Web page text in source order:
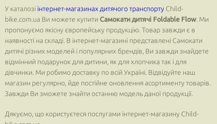
У каталозі інтернет-магазинах дитячого транспорту Child-
bike.com.ua Ви можете купити Самокати дитячі Foldable Flow. Ми
пропонуємо якісну європейську продукцію. Товар завжди є в
наявності на складі. В інтернет-магазині представлені Самокати
дитячі різних моделей і популярних брендів, Ви завжди знайдете
відмінний подарунок для дитини, як для хлопчика так і для
дівчинки. Ми робимо доставку по всій Україні. Відвідуйте наш
магазин регулярно, йде постійне оновлення асортименту товарів.
Завжди Ви зможете знайти останню модель даної продукції.
Дякуємо, що користуєтеся послугами інтернет-магазину Child-